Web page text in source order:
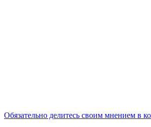
Обязательно делитесь своим мнением в